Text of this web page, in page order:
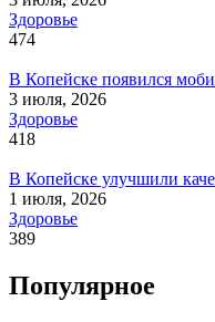
Здоровье
474
В Копейске появился
3 июля, 2026
Здоровье
418
В Копейске улучшили
1 июля, 2026
Здоровье
389
Популярное